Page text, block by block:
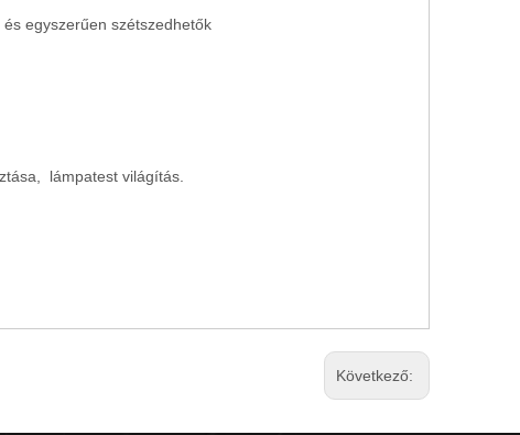
egyszerűen szétszedhetők
lámpatest világítás.
Következő: